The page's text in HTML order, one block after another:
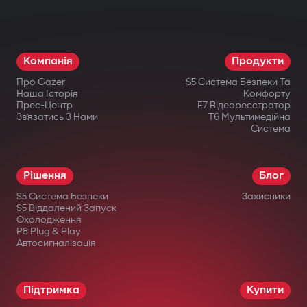
систему. Навіть при фізичному втручанні
запуск неможливий.
Бездротове реле та підкапотний
модуль блокування
Додатковий підкапотний модуль блокує
запуск двигуна навіть при пошкодженні
центрального блоку.
Інтелектуальний дистанційний
Запуск двигуна через застосунок Gazer
Компанія
Про Gazer
Наша Історія
Прес-Центр
Зв’язатись З Нами
Продукти
S5 Система Безпеки Та
Комфорту
E7 Відеореєстратор
T6 Мультимедійна
Система
Рішення
S5 Система Безпеки
S5 Віддалений Запуск
Охолодження
P8 Plug & Play
Автосигналізація
Блог
Захисники
Підтримка Купити